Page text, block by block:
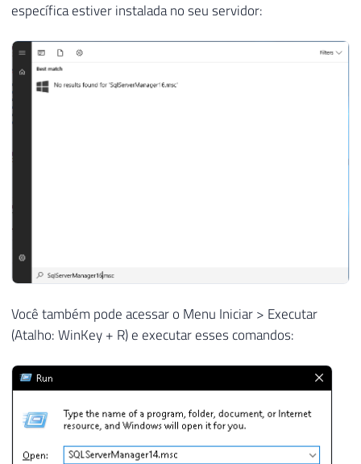
específica estiver instalada no seu servidor:
Você também pode acessar o Menu Iniciar > Executar
(Atalho: WinKey + R) e executar esses comandos: